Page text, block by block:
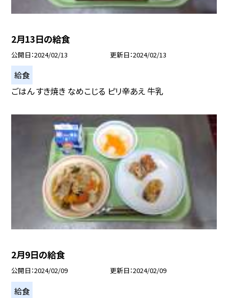
2月13日の給食
公開日 2024/02/13 更新日 2024/02/13
給食
ごはん すき焼き なめこじる ピリ辛あえ 牛乳
2月9日の給食
公開日 2024/02/09 更新日 2024/02/09
給食